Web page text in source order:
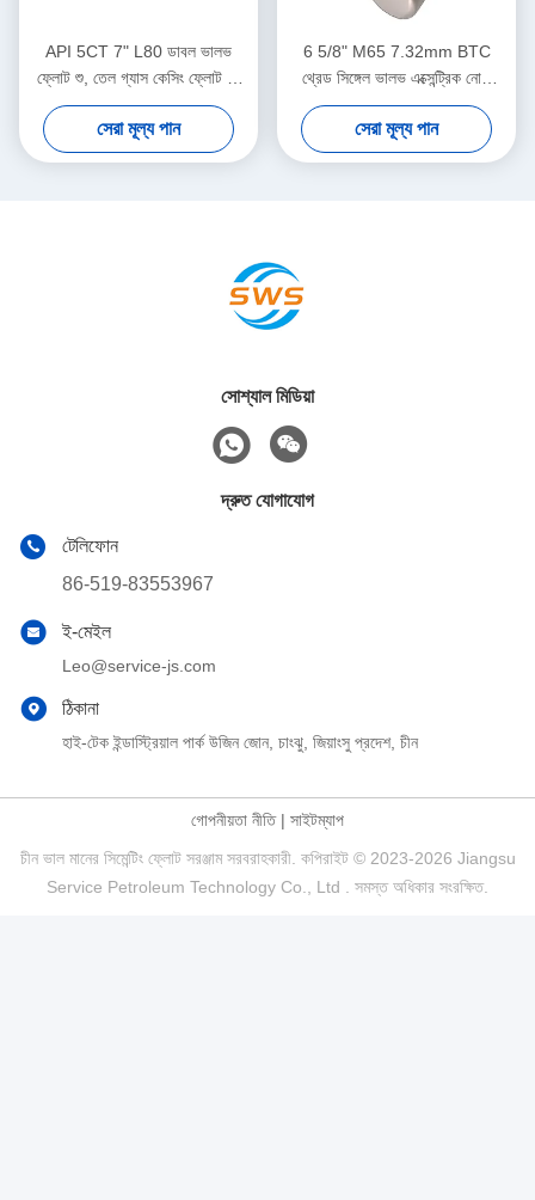
API 5CT 7" L80 ডাবল ভালভ
ফ্লোট শু, তেল গ্যাস কেসিং ফ্লোট শু,
জটিল ডাউনহোল সিমেন্টিং কাজের জন্য
উপযুক্ত
সেরা মূল্য পান
6 5/8" M65 7.32mm BTC
থ্রেড সিঙ্গেল ভালভ এক্সেন্ট্রিক নোজ
ফ্লোট শু তেলক্ষেত্র সিমেন্টিং
অ্যাপ্লিকেশনের জন্য নিবেদিত
সেরা মূল্য পান
সোশ্যাল মিডিয়া
দ্রুত যোগাযোগ
টেলিফোন
86-519-83553967
ই-মেইল
Leo@service-js.com
ঠিকানা
হাই-টেক ইন্ডাস্ট্রিয়াল পার্ক উজিন জোন, চাংঝু, জিয়াংসু প্রদেশ, চীন
গোপনীয়তা নীতি| সাইটম্যাপ
চীন ভাল মানের সিমেন্টিং ফ্লোট সরঞ্জাম সরবরাহকারী. কপিরাইট © 2023-2026 Jiangsu
Service Petroleum Technology Co., Ltd . সমস্ত অধিকার সংরক্ষিত.